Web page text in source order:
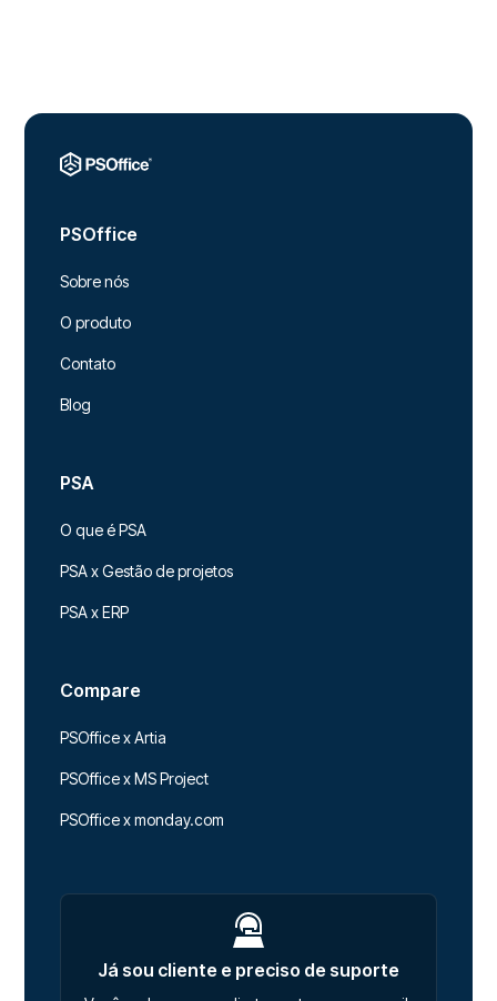
PSOffice
Sobre nós
O produto
Contato
Blog
PSA
O que é PSA
PSA x Gestão de projetos
PSA x ERP
Compare
PSOffice x Artia
PSOffice x MS Project
PSOffice x monday.com
Já sou cliente e preciso de suporte